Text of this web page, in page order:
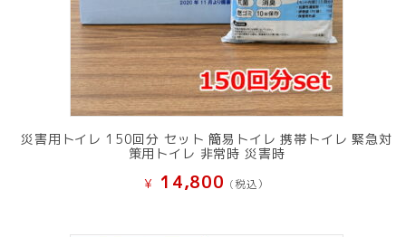
災害用トイレ 150回分 セット 簡易トイレ 携帯トイレ 緊急対
策用トイレ 非常時 災害時
¥ 14,800 (税込）